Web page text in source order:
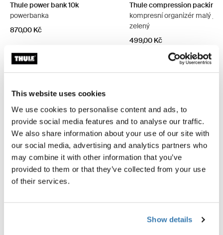
This website uses cookies
We use cookies to personalise content and ads, to
provide social media features and to analyse our traffic.
We also share information about your use of our site with
our social media, advertising and analytics partners who
may combine it with other information that you’ve
provided to them or that they’ve collected from your use
of their services.
Show details
Thule power bank 10k
powerbanka
870,00 Kč
Thule compression packing
kompresní organizér malý
zelený
499,00 Kč
Popis výrobku
Toggle features
Všechny funkce
Toggle techspec
Technické údaje